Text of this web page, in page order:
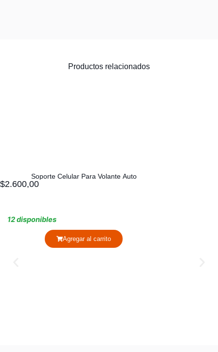
Productos relacionados
Soporte Celular Para Volante Auto
$2.600,00
12 disponibles
Agregar al carrito